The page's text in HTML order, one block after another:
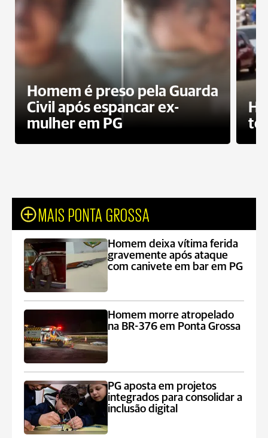
Homem é preso pela Guarda
Civil após espancar ex-
mulher em PG
MAIS PONTA GROSSA
Homem deixa vítima ferida
gravemente após ataque
com canivete em bar em PG
Homem morre atropelado
na BR-376 em Ponta Grossa
PG aposta em projetos
integrados para consolidar a
inclusão digital